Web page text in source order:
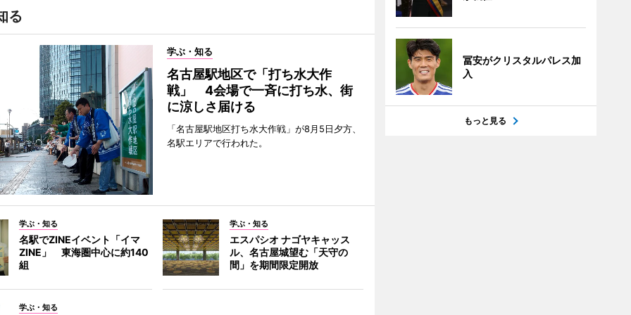
る
学ぶ・知る
名古屋駅地区で「打ち水大作
戦」 4会場で一斉に打ち水、街
に涼しさ届ける
「名古屋駅地区打ち水大作戦」が8月5日夕方、
名駅エリアで行われた。
学ぶ・知る
名駅でZINEイベント「イマ
ZINE」 東海圏中心に約140
組
学ぶ・知る
エスパシオ ナゴヤキャッス
ル、名古屋城望む「天守の
間」を期間限定開放
学ぶ・知る
冨安がクリスタルパレス加
入
もっと見る